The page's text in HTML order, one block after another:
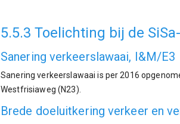
5.5.3 Toelichting bij de
Sanering verkeerslawaai, I&M/E3
Sanering verkeerslawaai is per 2016
Westfrisiaweg (N23).
Brede doeluitkering verkeer en